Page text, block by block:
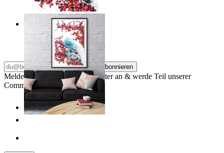
Japandi Blossom
Ab 14,95 €
Abonnieren
Melde dich für unseren Newsletter an & werde Teil unserer
Community